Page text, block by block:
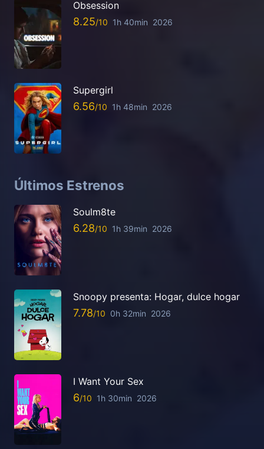
Obsession
8.25 1h 40min 2026
Supergirl
6.56 1h 48min 2026
Últimos Estrenos
Soulm8te
6.28 1h 39min 2026
Snoopy presenta: Hogar, dulce hogar
7.78 0h 32min 2026
I Want Your Sex
6 1h 30min 2026